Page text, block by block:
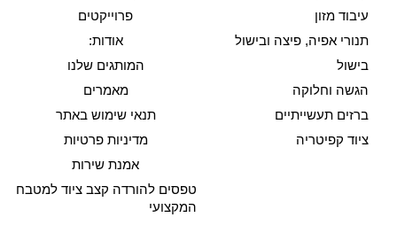
עיבוד מזון
תנורי אפיה, פיצה ובישול
בישול
הגשה וחלוקה
ברזים תעשייתיים
ציוד קפיטריה
פרוייקטים
אודות:
המותגים שלנו
מאמרים
תנאי שימוש באתר
מדיניות פרטיות
אמנת שירות
טפסים להורדה קצב ציוד למטבח
המקצועי